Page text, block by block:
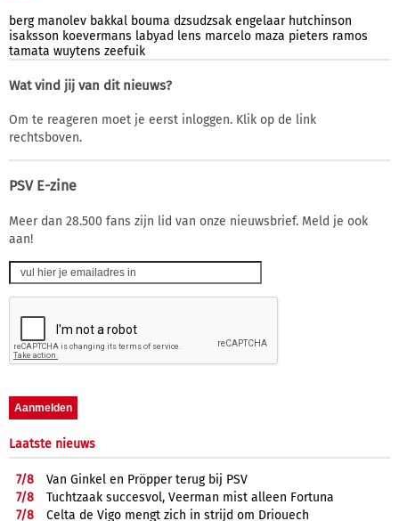
berg manolev bakkal bouma dzsudzsak engelaar hutchinson
isaksson koevermans labyad lens marcelo maza pieters ramos
tamata wuytens zeefuik
Wat vind jij van dit nieuws?
Om te reageren moet je eerst inloggen. Klik op de link
rechtsboven.
PSV E-zine
Meer dan 28.500 fans zijn lid van onze nieuwsbrief. Meld je ook
aan!
Laatste nieuws
7/8
Van Ginkel en Pröpper terug bij PSV
7/8
Tuchtzaak succesvol, Veerman mist alleen Fortuna
7/8
Celta de Vigo mengt zich in strijd om Driouech